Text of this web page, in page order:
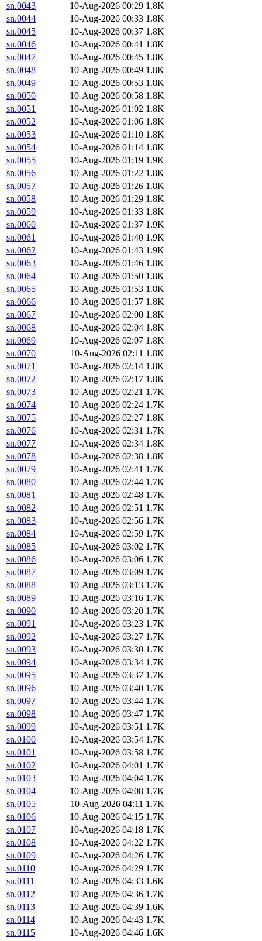
sn.0043
10-Aug-2026 00:29 1.8K
sn.0044
10-Aug-2026 00:33 1.8K
sn.0045
10-Aug-2026 00:37 1.8K
sn.0046
10-Aug-2026 00:41 1.8K
sn.0047
10-Aug-2026 00:45 1.8K
sn.0048
10-Aug-2026 00:49 1.8K
sn.0049
10-Aug-2026 00:53 1.8K
sn.0050
10-Aug-2026 00:58 1.8K
sn.0051
10-Aug-2026 01:02 1.8K
sn.0052
10-Aug-2026 01:06 1.8K
sn.0053
10-Aug-2026 01:10 1.8K
sn.0054
10-Aug-2026 01:14 1.8K
sn.0055
10-Aug-2026 01:19 1.9K
sn.0056
10-Aug-2026 01:22 1.8K
sn.0057
10-Aug-2026 01:26 1.8K
sn.0058
10-Aug-2026 01:29 1.8K
sn.0059
10-Aug-2026 01:33 1.8K
sn.0060
10-Aug-2026 01:37 1.9K
sn.0061
10-Aug-2026 01:40 1.9K
sn.0062
10-Aug-2026 01:43 1.9K
sn.0063
10-Aug-2026 01:46 1.8K
sn.0064
10-Aug-2026 01:50 1.8K
sn.0065
10-Aug-2026 01:53 1.8K
sn.0066
10-Aug-2026 01:57 1.8K
sn.0067
10-Aug-2026 02:00 1.8K
sn.0068
10-Aug-2026 02:04 1.8K
sn.0069
10-Aug-2026 02:07 1.8K
sn.0070
10-Aug-2026 02:11 1.8K
sn.0071
10-Aug-2026 02:14 1.8K
sn.0072
10-Aug-2026 02:17 1.8K
sn.0073
10-Aug-2026 02:21 1.7K
sn.0074
10-Aug-2026 02:24 1.7K
sn.0075
10-Aug-2026 02:27 1.8K
sn.0076
10-Aug-2026 02:31 1.7K
sn.0077
10-Aug-2026 02:34 1.8K
sn.0078
10-Aug-2026 02:38 1.8K
sn.0079
10-Aug-2026 02:41 1.7K
sn.0080
10-Aug-2026 02:44 1.7K
sn.0081
10-Aug-2026 02:48 1.7K
sn.0082
10-Aug-2026 02:51 1.7K
sn.0083
10-Aug-2026 02:56 1.7K
sn.0084
10-Aug-2026 02:59 1.7K
sn.0085
10-Aug-2026 03:02 1.7K
sn.0086
10-Aug-2026 03:06 1.7K
sn.0087
10-Aug-2026 03:09 1.7K
sn.0088
10-Aug-2026 03:13 1.7K
sn.0089
10-Aug-2026 03:16 1.7K
sn.0090
10-Aug-2026 03:20 1.7K
sn.0091
10-Aug-2026 03:23 1.7K
sn.0092
10-Aug-2026 03:27 1.7K
sn.0093
10-Aug-2026 03:30 1.7K
sn.0094
10-Aug-2026 03:34 1.7K
sn.0095
10-Aug-2026 03:37 1.7K
sn.0096
10-Aug-2026 03:40 1.7K
sn.0097
10-Aug-2026 03:44 1.7K
sn.0098
10-Aug-2026 03:47 1.7K
sn.0099
10-Aug-2026 03:51 1.7K
sn.0100
10-Aug-2026 03:54 1.7K
sn.0101
10-Aug-2026 03:58 1.7K
sn.0102
10-Aug-2026 04:01 1.7K
sn.0103
10-Aug-2026 04:04 1.7K
sn.0104
10-Aug-2026 04:08 1.7K
sn.0105
10-Aug-2026 04:11 1.7K
sn.0106
10-Aug-2026 04:15 1.7K
sn.0107
10-Aug-2026 04:18 1.7K
sn.0108
10-Aug-2026 04:22 1.7K
sn.0109
10-Aug-2026 04:26 1.7K
sn.0110
10-Aug-2026 04:29 1.7K
sn.0111
10-Aug-2026 04:33 1.6K
sn.0112
10-Aug-2026 04:36 1.7K
sn.0113
10-Aug-2026 04:39 1.6K
sn.0114
10-Aug-2026 04:43 1.7K
sn.0115
10-Aug-2026 04:46 1.6K